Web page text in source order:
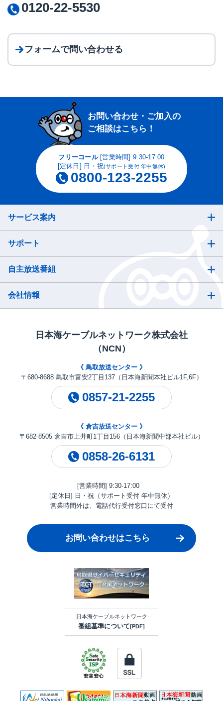
0120-22-5530
フォームで問い合わせる
お問い合わせ・ご加入の
ご相談はこちら！
フリーコール[営業時間] 9:30-17:00
[定休日] 日・祝(サポート受付 年中無休)
0800-123-2255
サービス案内
サポート
自主放送番組
会社情報
日本海ケーブルネットワーク株式会社
（NCN）
《 鳥取放送センター 》
〒680-8688 鳥取市富安2丁目137（日本海新聞本社ビル1F,6F）
0857-21-2255
《 倉吉放送センター 》
〒682-8505 倉吉市上井町1丁目156（日本海新聞中部本社ビル）
0858-26-6131
[営業時間] 9:30-17:00
[定休日] 日・祝（サポート受付 年中無休）
営業時間外は、電話代行受付窓口にて受付
お問い合わせはこちら
日本海ケーブルネットワーク
番組基準について[PDF]